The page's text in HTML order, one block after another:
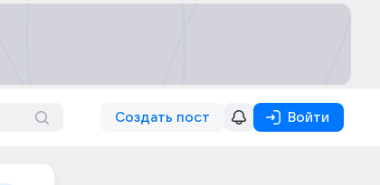
Создать пост Войти